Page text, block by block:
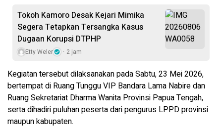
Tokoh Kamoro Desak Kejari Mimika
Segera Tetapkan Tersangka Kasus
Dugaan Korupsi DTPHP
Etty Weler 2 jam
Kegiatan tersebut dilaksanakan pada Sabtu, 23 Mei 2026,
bertempat di Ruang Tunggu VIP Bandara Lama Nabire dan
Ruang Sekretariat Dharma Wanita Provinsi Papua Tengah,
serta dihadiri puluhan peserta dari pengurus LPPD provinsi
maupun kabupaten.